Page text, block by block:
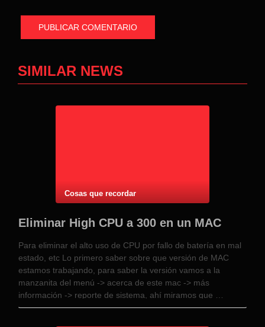
SIMILAR NEWS
Cosas que recordar
Eliminar High CPU a 300 en un MAC
Para eliminar el alto uso de CPU por fallo de batería en mal
estado, etc Lo primero saber sobre que versión de MAC
estamos trabajando, para saber la versión vamos a la
manzanita del menú -> acerca de este mac -> más
información -> reporte de sistema, ahí miramos que …